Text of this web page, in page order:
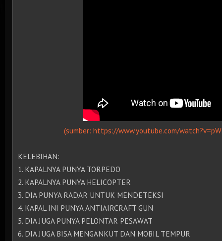
(sumber: https://www.youtube.com/
KELEBIHAN:
1. KAPALNYA PUNYA TORPEDO
2. KAPALNYA PUNYA HELICOPTER
3. DIA PUNYA RADAR UNTUK MENDETEKSI
4. KAPAL INI PUNYA ANTIAIRCRAFT GUN
5. DIA JUGA PUNYA PELONTAR PESAWAT
6. DIA JUGA BISA MENGANKUT DAN MOBIL TEMPUR